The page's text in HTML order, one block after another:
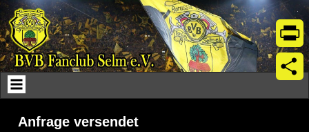
Skip
to
content
Anfrage versendet
Print